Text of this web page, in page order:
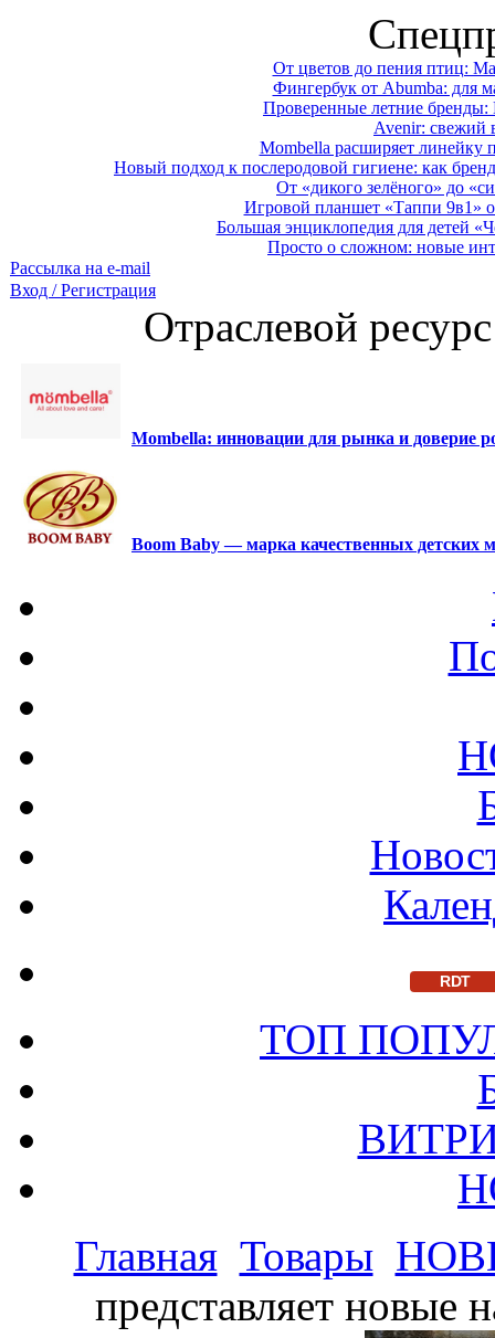
От цветов до пения птиц:
Фингербук от Abumba: для
Проверенные летние
Avenir: свежий
Mombella расширяет линейку
Новый подход к послеродовой гигиене: как
От «дикого зелёного» до
Игровой планшет «Таппи 9в1»
Большая энциклопедия для детей
Просто о сложном: новые
Рассылка на e-mail
Вход / Регистрация
Отраслевой
Mombella: инновации для рынка и доверие
Boom Baby — марка качественных детских
RDT
ТОП
Главная Товары
представляет новые